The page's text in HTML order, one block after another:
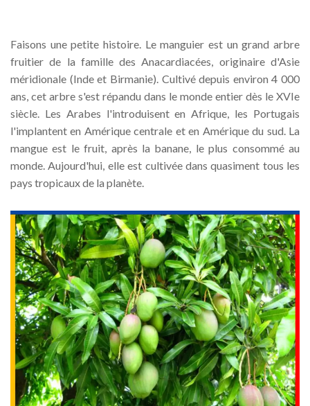
Faisons une petite histoire. Le manguier est un grand arbre
fruitier de la famille des Anacardiacées, originaire d'Asie
méridionale (Inde et Birmanie). Cultivé depuis environ 4 000
ans, cet arbre s'est répandu dans le monde entier dès le XVIe
siècle. Les Arabes l'introduisent en Afrique, les Portugais
l'implantent en Amérique centrale et en Amérique du sud. La
mangue est le fruit, après la banane, le plus consommé au
monde. Aujourd'hui, elle est cultivée dans quasiment tous les
pays tropicaux de la planète.